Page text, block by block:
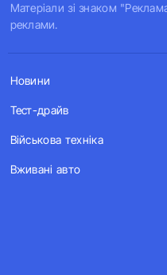
Матеріали зі знаком
реклами.
Новини
Тест-драйв
Військова техніка
Вживані авто